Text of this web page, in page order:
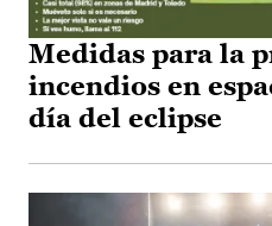
Medidas para la
incendios en
día del eclipse